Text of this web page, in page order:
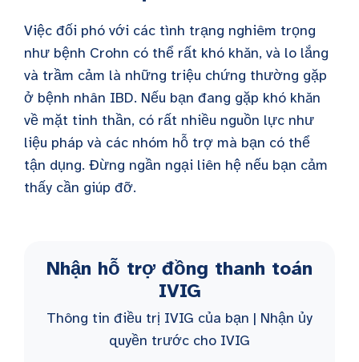
Việc đối phó với các tình trạng nghiêm trọng
như bệnh Crohn có thể rất khó khăn, và lo lắng
và trầm cảm là những triệu chứng thường gặp
ở bệnh nhân IBD. Nếu bạn đang gặp khó khăn
về mặt tinh thần, có rất nhiều nguồn lực như
liệu pháp và các nhóm hỗ trợ mà bạn có thể
tận dụng. Đừng ngần ngại liên hệ nếu bạn cảm
thấy cần giúp đỡ.
Nhận hỗ trợ đồng thanh toán
IVIG
Thông tin điều trị IVIG của bạn | Nhận ủy
quyền trước cho IVIG